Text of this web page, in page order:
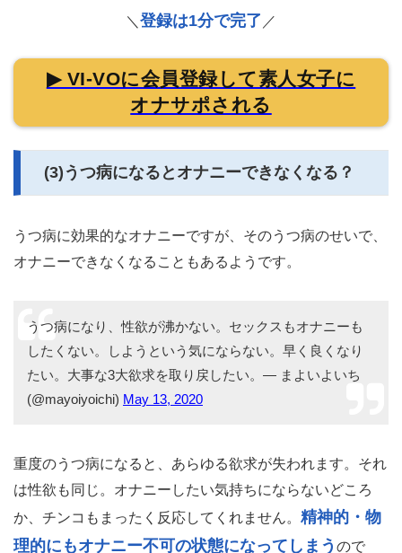
＼ 登録は1分で完了 ／
▶ VI-VOに会員登録して素人女子に
オナサポされる
(3)うつ病になるとオナニーできなくなる？
うつ病に効果的なオナニーですが、そのうつ病のせいで、
オナニーできなくなることもあるようです。
うつ病になり、性欲が沸かない。セックスもオナニーも
したくない。しようという気にならない。早く良くなり
たい。大事な3大欲求を取り戻したい。— まよいよいち
(@mayoiyoichi) May 13, 2020
重度のうつ病になると、あらゆる欲求が失われます。それ
は性欲も同じ。オナニーしたい気持ちにならないどころ
か、チンコもまったく反応してくれません。 精神的・物
理的にもオナニー不可の状態になってしまう ので